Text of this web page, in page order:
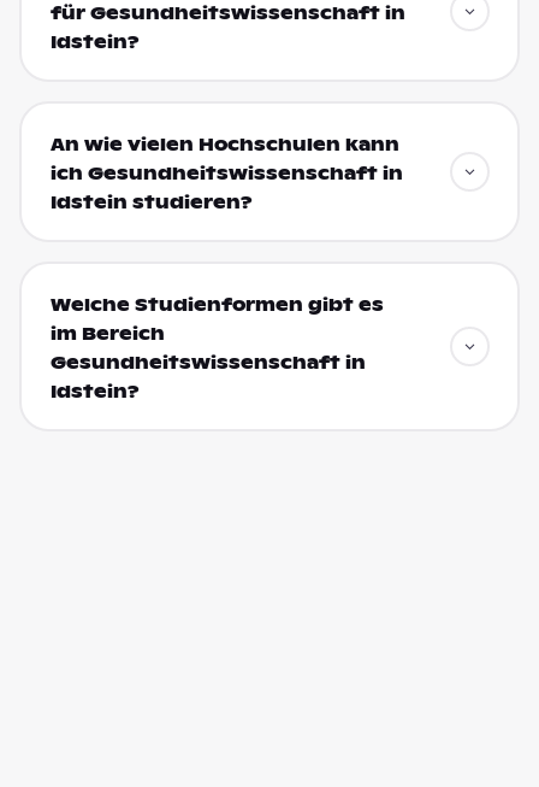
für Gesundheitswissenschaft in
Idstein?
An wie vielen Hochschulen kann
ich Gesundheitswissenschaft in
Idstein studieren?
Welche Studienformen gibt es
im Bereich
Gesundheitswissenschaft in
Idstein?